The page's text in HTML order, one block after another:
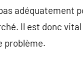
Il est donc
problème.